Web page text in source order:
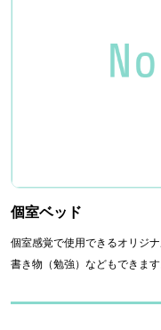
個室ベッド
個室感覚で使用できるオリジ
書き物（勉強）などもできます